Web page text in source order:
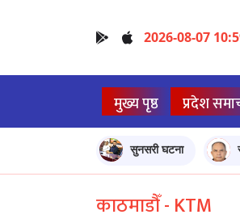
2026-08-07
मुख्य पृष्ठ प्रदेश
सुनसरी घटना
काठमाडौँ - KTM